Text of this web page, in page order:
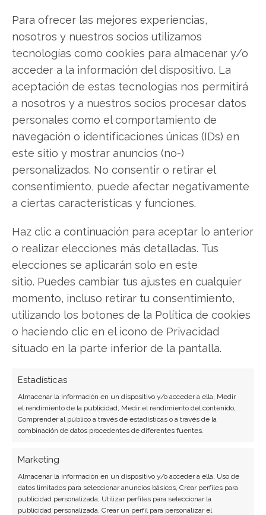
Para ofrecer las mejores experiencias,
nosotros y nuestros socios utilizamos
tecnologías como cookies para almacenar y/o
acceder a la información del dispositivo. La
aceptación de estas tecnologías nos permitirá
a nosotros y a nuestros socios procesar datos
personales como el comportamiento de
navegación o identificaciones únicas (IDs) en
este sitio y mostrar anuncios (no-)
personalizados. No consentir o retirar el
consentimiento, puede afectar negativamente
a ciertas características y funciones.
Haz clic a continuación para aceptar lo anterior
o realizar elecciones más detalladas. Tus
elecciones se aplicarán solo en este
sitio. Puedes cambiar tus ajustes en cualquier
momento, incluso retirar tu consentimiento,
utilizando los botones de la Política de cookies
o haciendo clic en el icono de Privacidad
situado en la parte inferior de la pantalla.
Estadísticas
Almacenar la información en un dispositivo y/o acceder a ella, Medir
el rendimiento de la publicidad, Medir el rendimiento del contenido,
Comprender al público a través de estadísticas o a través de la
combinación de datos procedentes de diferentes fuentes.
Marketing
Almacenar la información en un dispositivo y/o acceder a ella, Uso de
datos limitados para seleccionar anuncios básicos, Crear perfiles para
publicidad personalizada, Utilizar perfiles para seleccionar la
publicidad personalizada, Crear un perfil para personalizar el
Compartir este artículo
Twitter
Facebook
LinkedIn
Copiar enlace
SOBRE EL AUTOR
Miguel Ángel Torres Díaz
Periodista de tecnología especializado en
videojuegos, realidad virtual y tendencias de
consumo digital. Más de 10 años cubriendo la
industria tecnológica española.